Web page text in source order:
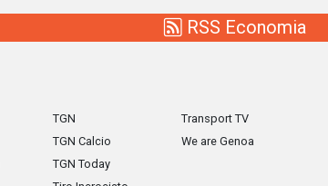
RSS Economia
TGN
TGN Calcio
TGN Today
Transport TV
We are Genoa